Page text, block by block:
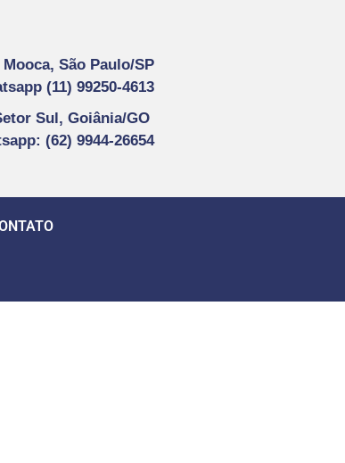
Mooca, São Paulo/SP
(11) 99250-4613
Sul, Goiânia/GO
: (62) 9944-26654